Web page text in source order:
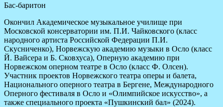
Бас-баритон
Окончил Академическое музыкальное училище при
Московской консерватории им. П.И. Чайковского (класс
народного артиста Российской Федерации П.И.
Скусниченко), Норвежскую академию музыки в Осло (класс
Й. Вайсера и Б. Сковхуса), Оперную академию при
Норвежском оперном театре в Осло (класс Ф. Олсен).
Участник проектов Норвежского театра оперы и балета,
Национального оперного театра в Бергене, Международного
Оперного фестиваля в Осло и «Олимпийское искусство», а
также специального проекта «Пушкинский бал» (2024).